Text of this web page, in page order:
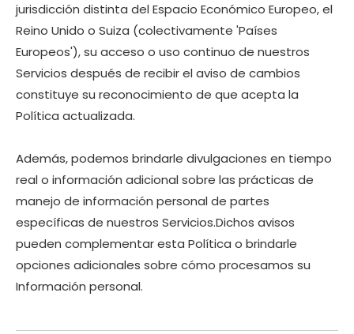
jurisdicción distinta del Espacio Económico Europeo, el
Reino Unido o Suiza (colectivamente 'Países
Europeos'), su acceso o uso continuo de nuestros
Servicios después de recibir el aviso de cambios
constituye su reconocimiento de que acepta la
Política actualizada.
Además, podemos brindarle divulgaciones en tiempo
real o información adicional sobre las prácticas de
manejo de información personal de partes
específicas de nuestros Servicios.Dichos avisos
pueden complementar esta Política o brindarle
opciones adicionales sobre cómo procesamos su
Información personal.